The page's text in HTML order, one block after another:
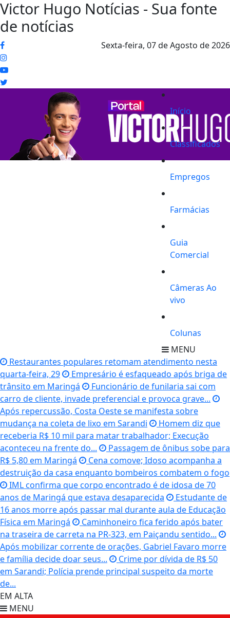
Victor Hugo Notícias - Sua fonte
de notícias
Sexta-feira, 07 de Agosto de 2026
Início
Classificados
Empregos
Farmácias
Guia
Comercial
Câmeras Ao
vivo
Colunas
MENU
Restaurantes populares retomam atendimento nesta
quarta-feira, 29
Empresário é esfaqueado após briga de
trânsito em Maringá
Funcionário de funilaria sai com
carro de cliente, invade preferencial e provoca grave...
Após repercussão, Costa Oeste se manifesta sobre
mudança na coleta de lixo em Sarandi
Homem diz que
receberia R$ 10 mil para matar trabalhador; Execução
aconteceu na frente do...
Passagem de ônibus sobe para
R$ 5,80 em Maringá
Cena comove; Idoso acompanha a
destruição da casa enquanto bombeiros combatem o fogo
IML confirma que corpo encontrado é de idosa de 70
anos de Maringá que estava desaparecida
Estudante de
16 anos morre após passar mal durante aula de Educação
Física em Maringá
Caminhoneiro fica ferido após bater
na traseira de carreta na PR-323, em Paiçandu sentido...
Após mobilizar corrente de orações, Gabriel Favaro morre
e família decide doar seus...
Crime por dívida de R$ 50
em Sarandi; Polícia prende principal suspeito da morte
de...
EM ALTA
MENU